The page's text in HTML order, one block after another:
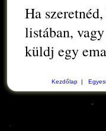
Ha
listában,
küldj egy
Kezdőlap|